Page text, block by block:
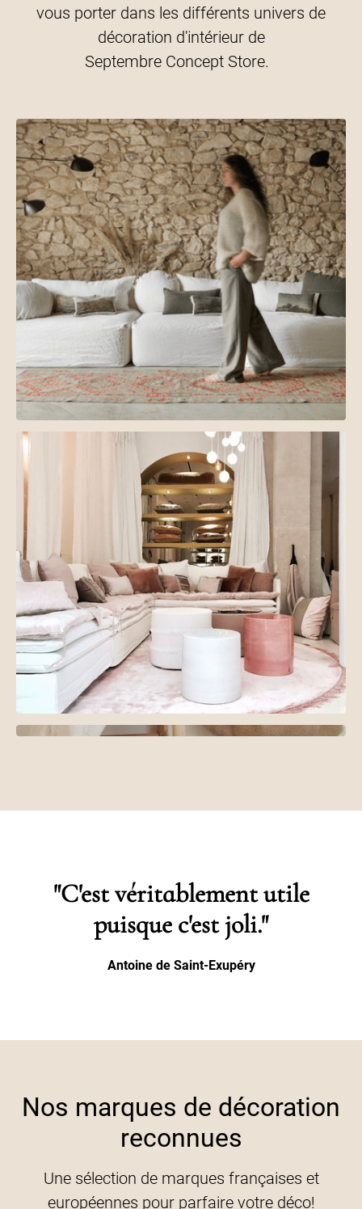
vous porter dans les différents univers de
décoration d'intérieur de
Septembre Concept Store.
"C'est véritablement utile
puisque c'est joli."
Antoine de Saint-Exupéry
Nos marques de décoration
reconnues
Une sélection de marques françaises et
européennes pour parfaire votre déco!